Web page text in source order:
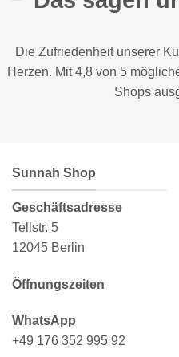
Die Zufriedenheit unserer
Herzen. Mit 4,8 von 5
Shops
Sunnah Shop
Geschäftsadresse
Tellstr. 5
12045 Berlin
Öffnungszeiten
WhatsApp
+49 176 352 995 92